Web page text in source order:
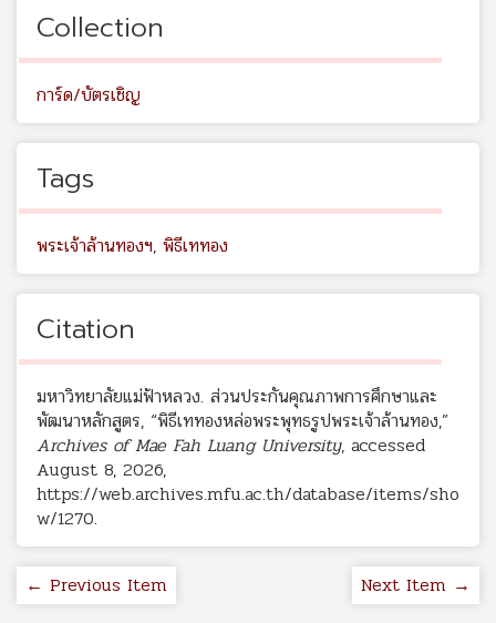
Collection
การ์ด/บัตรเชิญ
Tags
พระเจ้าล้านทองฯ, พิธีเททอง
Citation
มหาวิทยาลัยแม่ฟ้าหลวง. ส่วนประกันคุณภาพการศึกษาและ
พัฒนาหลักสูตร, “พิธีเททองหล่อพระพุทธรูปพระเจ้าล้านทอง,”
Archives of Mae Fah Luang University, accessed
August 8, 2026,
https://web.archives.mfu.ac.th/database/items/sho
w/1270.
← Previous Item Next Item →